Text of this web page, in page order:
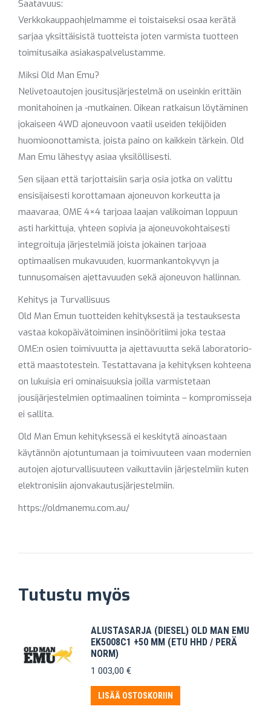
Saatavuus:
Verkkokauppaohjelmamme ei toistaiseksi osaa kerätä
sarjaa yksittäisistä tuotteista joten varmista tuotteen
toimitusaika asiakaspalvelustamme.
Miksi Old Man Emu?
Nelivetoautojen jousitusjärjestelmä on useinkin erittäin
monitahoinen ja -mutkainen. Oikean ratkaisun löytäminen
jokaiseen 4WD ajoneuvoon vaatii useiden tekijöiden
huomioonottamista, joista paino on kaikkein tärkein. Old
Man Emu lähestyy asiaa yksilöllisesti.
Sen sijaan että tarjottaisiin sarja osia jotka on valittu
ensisijaisesti korottamaan ajoneuvon korkeutta ja
maavaraa, OME 4×4 tarjoaa laajan valikoiman loppuun
asti harkittuja, yhteen sopivia ja ajoneuvokohtaisesti
integroituja järjestelmiä joista jokainen tarjoaa
optimaalisen mukavuuden, kuormankantokyvyn ja
tunnusomaisen ajettavuuden sekä ajoneuvon hallinnan.
Kehitys ja Turvallisuus
Old Man Emun tuotteiden kehityksestä ja testauksesta
vastaa kokopäivätoiminen insinööritiimi joka testaa
OME:n osien toimivuutta ja ajettavuutta sekä laboratorio-
että maastotestein. Testattavana ja kehityksen kohteena
on lukuisia eri ominaisuuksia joilla varmistetaan
jousijärjestelmien optimaalinen toiminta – kompromisseja
ei sallita.
Old Man Emun kehityksessä ei keskitytä ainoastaan
käytännön ajotuntumaan ja toimivuuteen vaan modernien
autojen ajoturvallisuuteen vaikuttaviin järjestelmiin kuten
elektronisiin ajonvakautusjärjestelmiin.
https://oldmanemu.com.au/
Tutustu myös
ALUSTASARJA (DIESEL) OLD MAN EMU
EK5008C1 +50 MM (ETU HHD / PERÄ
NORM)
1 003,00 €
LISÄÄ OSTOSKORIIN